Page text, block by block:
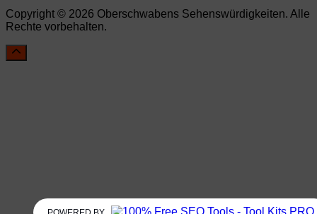
Copyright © 2026 Oberschwabens Sehenswürdigkeiten. Alle
Rechte vorbehalten.